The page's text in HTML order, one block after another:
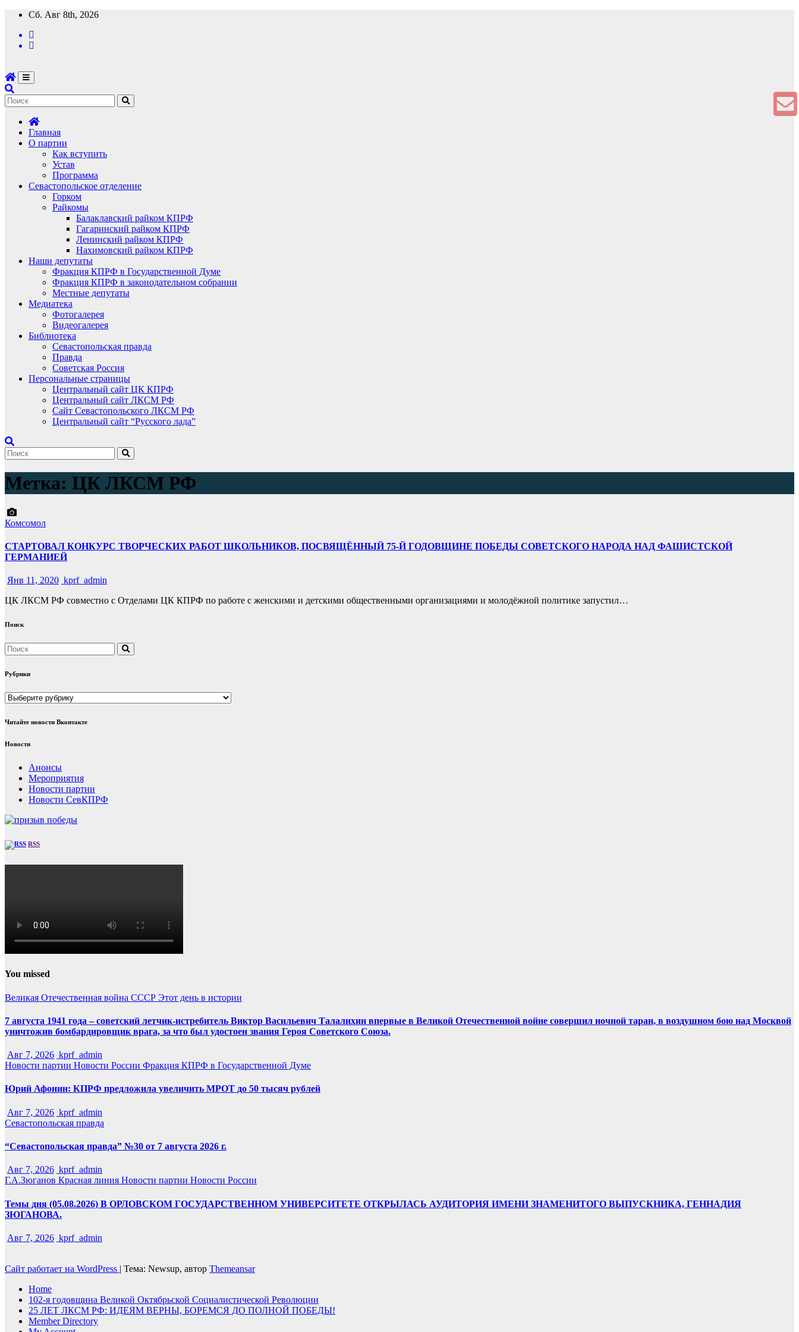
Перейти
содержимому
Сб. Авг 8th, 2026
Главная
О партии
Как вступить
Устав
Программа
Севастопольское отделение
Горком
Райкомы
Балаклавский райком КПРФ
Гагаринский райком КПРФ
Ленинский райком КПРФ
Нахимовский райком КПРФ
Наши депутаты
Фракция КПРФ в Государственной Думе
Фракция КПРФ в законодательном собрании
Местные депутаты
Медиатека
Фотогалерея
Видеогалерея
Библиотека
Севастопольская правда
Правда
Советская Россия
Персональные страницы
Центральный сайт ЦК КПРФ
Центральный сайт ЛКСМ РФ
Сайт Севастопольского ЛКСМ РФ
Центральный сайт “Русского лада”
Метка: ЦК ЛКСМ РФ
Комсомол
СТАРТОВАЛ КОНКУРС ТВОРЧЕСКИХ РАБОТ ШКОЛЬНИКОВ, ПОСВЯЩЁННЫЙ 75-Й ГОДОВЩИНЕ ПОБЕДЫ СОВЕТСКОГО НАРОДА НАД ФАШИСТСКОЙ
ГЕРМАНИЕЙ
Янв 11, 2020 kprf_admin
ЦК ЛКСМ РФ совместно с Отделами ЦК КПРФ по работе с женскими и детскими общественными организациями и молодёжной политике запустил…
Поиск
Рубрики
Рубрики
Читайте новости Вконтакте
Новости
Анонсы
Мероприятия
Новости партии
Новости СевКПРФ
RSS
You missed
Великая Отечественная война СССР Этот день в истории
7 августа 1941 года – советский летчик-истребитель Виктор Васильевич Талалихин впервые в Великой Отечественной войне совершил ночной таран, в воздушном бою над Москвой
уничтожив бомбардировщик врага, за что был удостоен звания Героя Советского Союза.
Авг 7, 2026 kprf_admin
Новости партии Новости России Фракция КПРФ в Государственной Думе
Юрий Афонин: КПРФ предложила увеличить МРОТ до 50 тысяч рублей
Авг 7, 2026 kprf_admin
Севастопольская правда
“Севастопольская правда” №30 от 7 августа 2026 г.
Авг 7, 2026 kprf_admin
Г.А.Зюганов Красная линия Новости партии Новости России
Темы дня (05.08.2026) В ОРЛОВСКОМ ГОСУДАРСТВЕННОМ УНИВЕРСИТЕТЕ ОТКРЫЛАСЬ АУДИТОРИЯ ИМЕНИ ЗНАМЕНИТОГО ВЫПУСКНИКА, ГЕННАДИЯ
ЗЮГАНОВА.
Авг 7, 2026 kprf_admin
Сайт работает на WordPress | Тема: Newsup, автор Themeansar
Home
102-я годовщина Великой Октябрьской Социалистической Революции
25 ЛЕТ ЛКСМ РФ: ИДЕЯМ ВЕРНЫ, БОРЕМСЯ ДО ПОЛНОЙ ПОБЕДЫ!
Member Directory